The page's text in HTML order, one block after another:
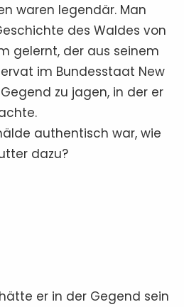
waren legendär. Man
des Waldes von
gelernt, der aus seinem
im Bundesstaat New
zu jagen, in der er
authentisch war, wie
dazu?
er in der Gegend sein